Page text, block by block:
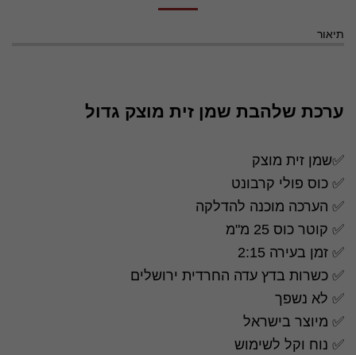
תיאור
ערכת שלהבת שמן זית מוצק גדול
✅שמן זית מוצק
✅ כוס פולי קרבונט
✅ הערכה מוכנה להדלקה
✅ קוטר כוס 25 מ"מ
✅ זמן בעירה 2:15
✅ כשרות בדץ עדה החרדית ירושלים
✅ לא נשפך
✅ מיוצר בישראל
✅ נוח וקל לשימוש